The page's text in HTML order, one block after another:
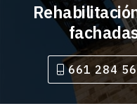
661 284